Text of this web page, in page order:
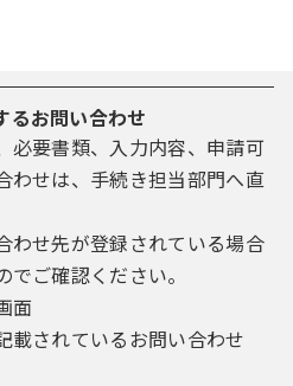
るお問い合わせ
必要書類、入力内容、申請可
わせは、手続き担当部門へ直
わせ先が登録されている場合
ご確認ください。
面
載されているお問い合わせ